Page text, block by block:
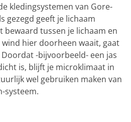
kledingsystemen van Gore-
gezegd geeft je lichaam
tussen je lichaam en
hier doorheen waait, gaat
-bijvoorbeeld- een jas
is, blijft je microklimaat in
wel gebruiken maken van
systeem.